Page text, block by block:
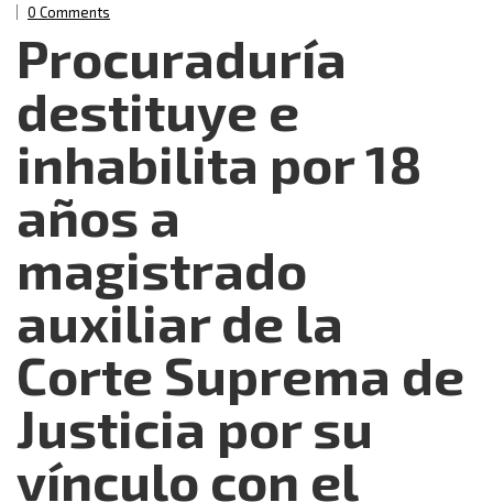
0 Comments
Procuraduría
destituye e
inhabilita por 18
años a
magistrado
auxiliar de la
Corte Suprema de
Justicia por su
vínculo con el